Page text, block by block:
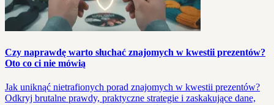
Czy naprawdę warto słuchać znajomych w kwestii prezentów?
Oto co ci nie mówią
Jak uniknąć nietrafionych porad znajomych w kwestii prezentów?
Odkryj brutalne prawdy, praktyczne strategie i zaskakujące dane,